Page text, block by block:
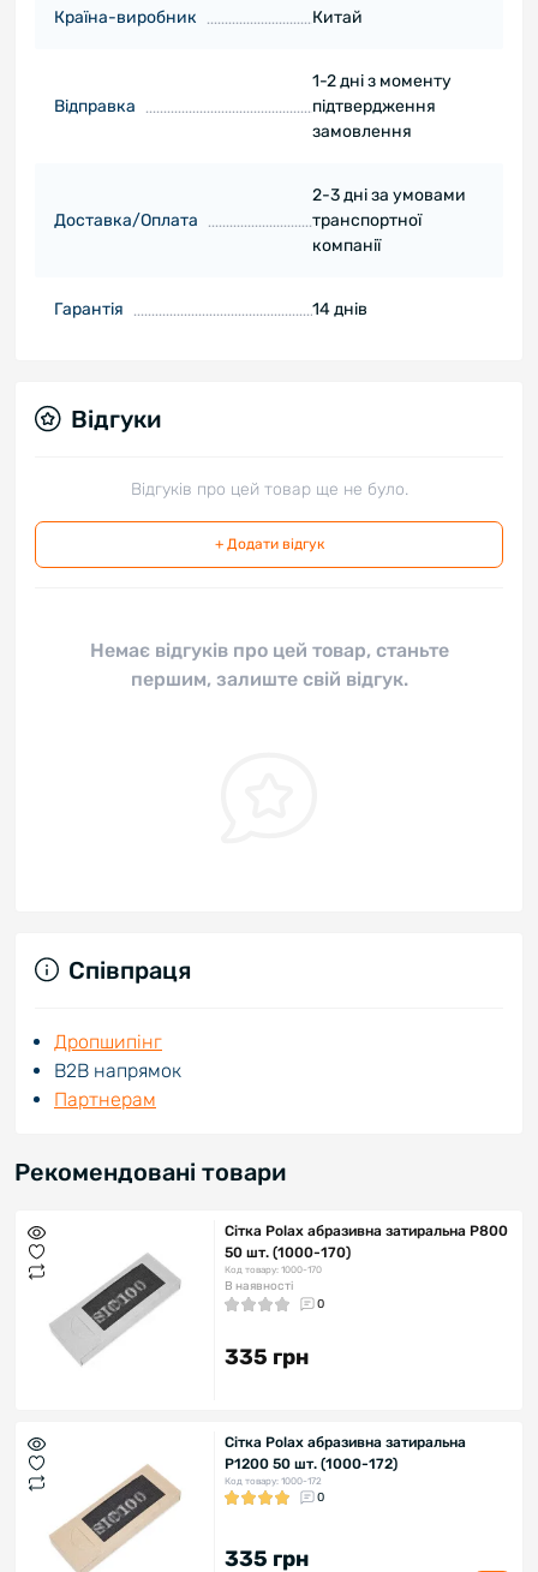
Країна-виробник Китай
Відправка
1-2 дні з моменту
підтвердження
замовлення
Доставка/Оплата
2-3 дні за умовами
транспортної
компанії
Гарантія 14 днів
Відгуки
Відгуків про цей товар ще не було.
+ Додати відгук
Немає відгуків про цей товар, станьте
першим, залиште свій відгук.
Співпраця
Дропшипінг
В2В напрямок
Партнерам
Рекомендовані товари
Сітка Polax абразивна затиральна Р800
50 шт. (1000-170)
Код товару: 1000-170
В наявності
0
335 грн
Сітка Polax абразивна затиральна
Р1200 50 шт. (1000-172)
Код товару: 1000-172
0
335 грн